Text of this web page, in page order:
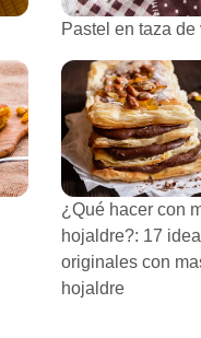
Pastel en taza de
¿Qué hacer con
hojaldre?: 17
originales con
hojaldre